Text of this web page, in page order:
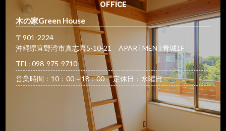
OFFICE
木の家Green House
〒901-2224
沖縄県宜野湾市真志喜5-10-21 APARTMENT青城1F
TEL: 098-975-9710
営業時間：10：00～18：00 定休日：水曜日